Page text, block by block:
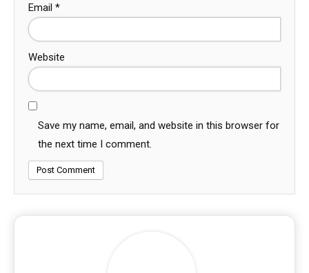
Email *
Website
Save my name, email, and website in this browser for
the next time I comment.